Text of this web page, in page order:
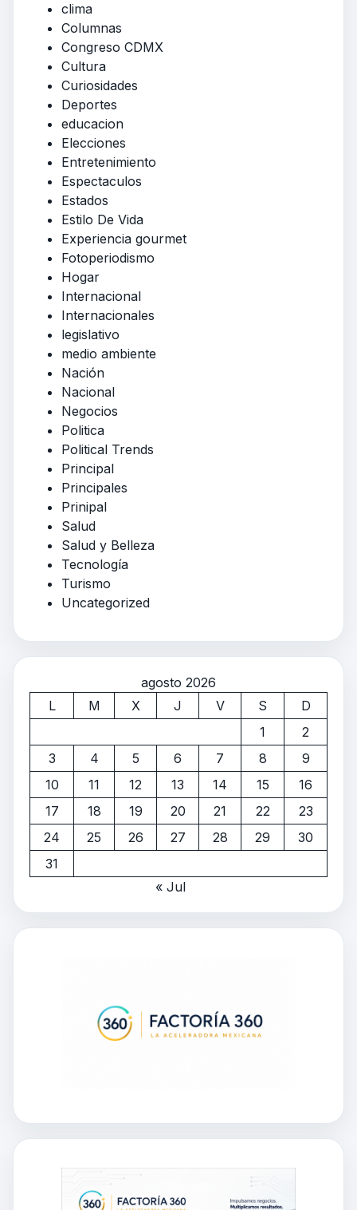
clima
Columnas
Congreso CDMX
Cultura
Curiosidades
Deportes
educacion
Elecciones
Entretenimiento
Espectaculos
Estados
Estilo De Vida
Experiencia gourmet
Fotoperiodismo
Hogar
Internacional
Internacionales
legislativo
medio ambiente
Nación
Nacional
Negocios
Politica
Political Trends
Principal
Principales
Prinipal
Salud
Salud y Belleza
Tecnología
Turismo
Uncategorized
agosto 2026
L
M X J V S
D
1
2
3
4 5 6 7 8
9
10
11 12 13 14 15
16
17
18 19 20 21 22
23
24
25 26 27 28 29
30
31
« Jul